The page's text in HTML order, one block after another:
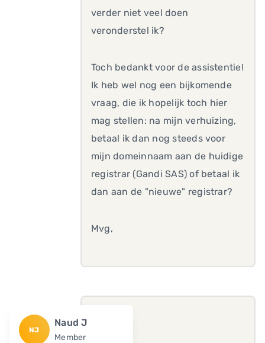
verder niet veel doen
veronderstel ik?
Toch bedankt voor de assistentie!
Ik heb wel nog een bijkomende
vraag, die ik hopelijk toch hier
mag stellen: na mijn verhuizing,
betaal ik dan nog steeds voor
mijn domeinnaam aan de huidige
registrar (Gandi SAS) of betaal ik
dan aan de "nieuwe" registrar?
Mvg,
NJ
Naud J
Member